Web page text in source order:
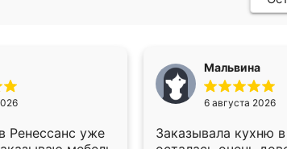
Ренессанс уже
Мальвина
6 августа 2026
Заказывала кухню